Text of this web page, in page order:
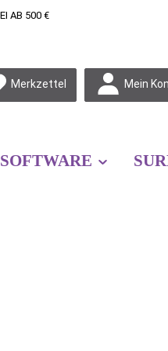
AB 500 €
Merkzettel Mein
SOFTWARE